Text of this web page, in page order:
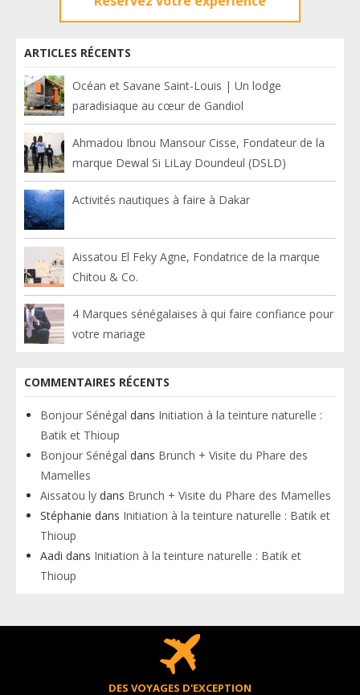
ARTICLES RÉCENTS
Océan et Savane Saint-Louis | Un lodge
paradisiaque au cœur de Gandiol
Ahmadou Ibnou Mansour Cisse, Fondateur de la
marque Dewal Si LiLay Doundeul (DSLD)
Activités nautiques à faire à Dakar
Aissatou El Feky Agne, Fondatrice de la marque
Chitou & Co.
4 Marques sénégalaises à qui faire confiance pour
votre mariage
COMMENTAIRES RÉCENTS
Bonjour Sénégal dans Initiation à la teinture naturelle :
Batik et Thioup
Bonjour Sénégal dans Brunch + Visite du Phare des
Mamelles
Aissatou ly dans Brunch + Visite du Phare des Mamelles
Stéphanie dans Initiation à la teinture naturelle : Batik et
Thioup
Aadi dans Initiation à la teinture naturelle : Batik et
Thioup
DES VOYAGES D'EXCEPTION